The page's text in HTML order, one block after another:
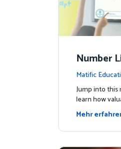
Number
Matific
Jump into
learn how
Mehr